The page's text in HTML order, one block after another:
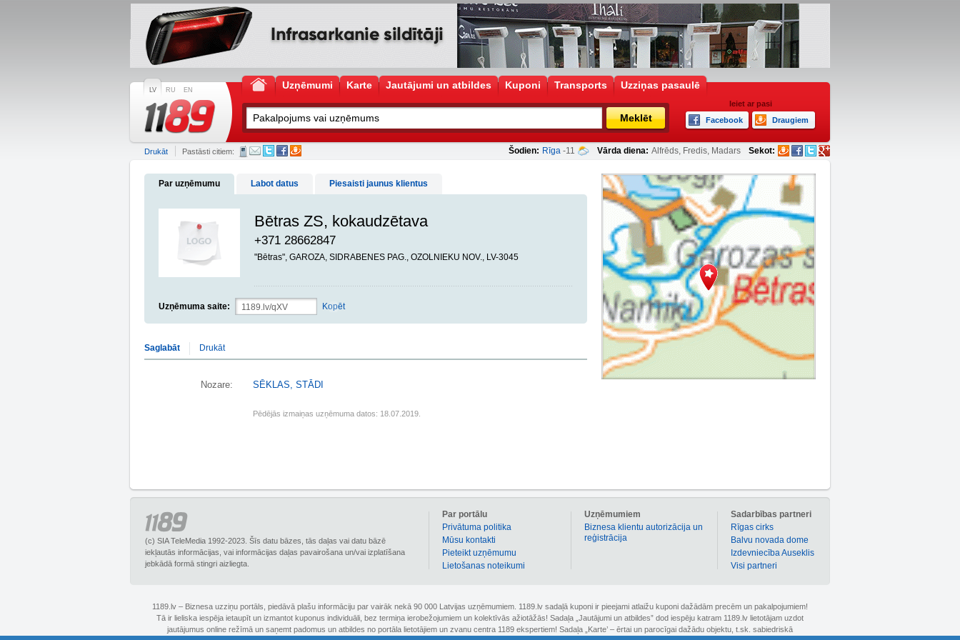
LV RU EN Uzņēmumi Karte Jautājumi un atbildes Kuponi Transports Uzziņas pasaulē
Meklēt
Ieiet ar pasi
Facebook
Draugiem
Šodien: Rīga -11 Vārda diena: Alfrēds, Fredis, Madars Sekot:
Drukāt Pastāsti citiem:
Par uzņēmumu Labot datus Piesaisti jaunus klientus
Bētras ZS, kokaudzētava
+371 28662847
"Bētras", GAROZA, SIDRABENES PAG., OZOLNIEKU NOV., LV-3045
Uzņēmuma saite: Kopēt
Saglabāt Drukāt
Nozare: SĒKLAS, STĀDI
Pēdējās izmaiņas uzņēmuma datos: 18.07.2019.
(c) SIA TeleMedia 1992-2023. Šīs datu bāzes, tās daļas vai datu bāzē
iekļautās informācijas, vai informācijas daļas pavairošana un/vai izplatīšana
jebkādā formā stingri aizliegta.
Sadarbības partneri
Rīgas cirks
Balvu novada dome
Izdevniecība Auseklis
Visi partneri
Uzņēmumiem
Biznesa klientu autorizācija un
reģistrācija
Par portālu
Privātuma politika
Mūsu kontakti
Pieteikt uzņēmumu
Lietošanas noteikumi
1189.lv – Biznesa uzziņu portāls, piedāvā plašu informāciju par vairāk nekā 90 000 Latvijas uzņēmumiem. 1189.lv sadaļā kuponi ir pieejami atlaižu kuponi dažādām precēm un pakalpojumiem!
Tā ir lieliska iespēja ietaupīt un izmantot kuponus individuāli, bez termiņa ierobežojumiem un kolektīvās ažiotāžās! Sadaļa „Jautājumi un atbildes” dod iespēju katram 1189.lv lietotājam uzdot
jautājumus online režīmā un saņemt padomus un atbildes no portāla lietotājiem un zvanu centra 1189 ekspertiem! Sadaļa „Karte’ – ērtai un parocīgai dažādu objektu, t.sk. sabiedriskā